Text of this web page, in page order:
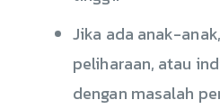
Jika ada anak-
peliharaan, atau
dengan masalah